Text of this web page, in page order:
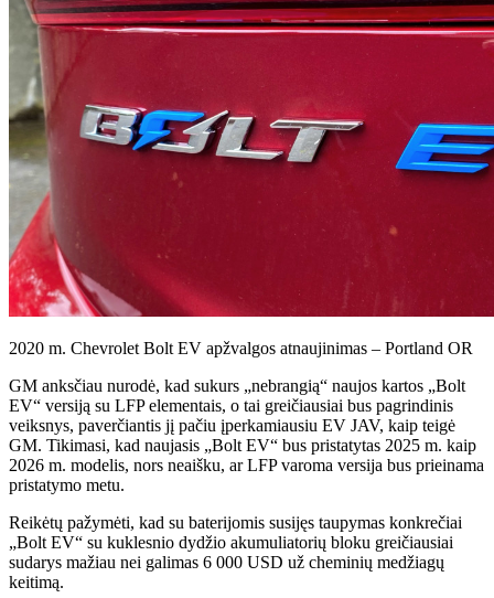
2020 m. Chevrolet Bolt EV apžvalgos atnaujinimas – Portland OR
GM anksčiau nurodė, kad sukurs „nebrangią“ naujos kartos „Bolt
EV“ versiją su LFP elementais, o tai greičiausiai bus pagrindinis
veiksnys, paverčiantis jį pačiu įperkamiausiu EV JAV, kaip teigė
GM. Tikimasi, kad naujasis „Bolt EV“ bus pristatytas 2025 m. kaip
2026 m. modelis, nors neaišku, ar LFP varoma versija bus prieinama
pristatymo metu.
Reikėtų pažymėti, kad su baterijomis susijęs taupymas konkrečiai
„Bolt EV“ su kuklesnio dydžio akumuliatorių bloku greičiausiai
sudarys mažiau nei galimas 6 000 USD už cheminių medžiagų
keitimą.